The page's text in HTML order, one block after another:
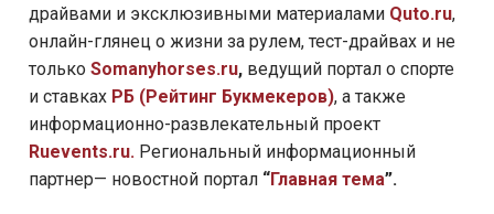
драйвами и эксклюзивными материалами Quto.ru,
онлайн-глянец о жизни за рулем, тест-драйвах и не
только Somanyhorses.ru, ведущий портал о спорте
и ставках РБ (Рейтинг Букмекеров), а также
информационно-развлекательный проект
Ruevents.ru. Региональный информационный
партнер— новостной портал “Главная тема”.